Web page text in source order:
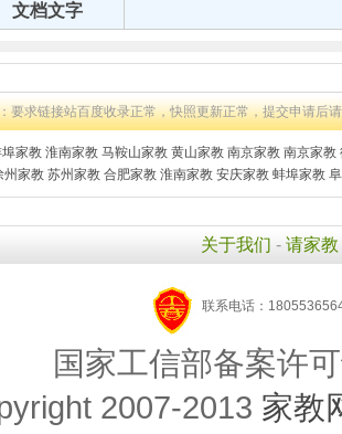
文档文字
要求链接站百度收录正常，快照更新正常，提交申请后
家教 淮南家教 马鞍山家教 黄山家教 南京家教 南京家教
州家教 苏州家教 合肥家教 淮南家教 安庆家教 蚌埠家教
关于我们 - 请家教
联系电话：
国家工信部备案许
2007-2013 家教